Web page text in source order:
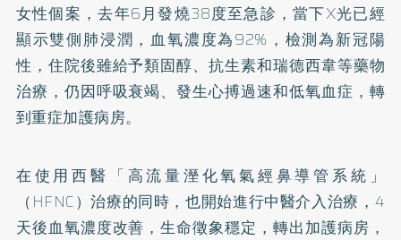
女性個案，去年6月發燒38度至急診，當下X光已經
顯示雙側肺浸潤，血氧濃度為92%，檢測為新冠陽
性，住院後雖給予類固醇、抗生素和瑞德西韋等藥物
治療，仍因呼吸衰竭、發生心搏過速和低氧血症，轉
到重症加護病房。
在使用西醫「高流量溼化氧氣經鼻導管系統」
（HFNC）治療的同時，也開始進行中醫介入治療，4
天後血氧濃度改善，生命徵象穩定，轉出加護病房，